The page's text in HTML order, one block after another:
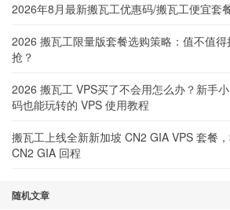
2026年8月最新搬瓦工优惠码/搬瓦工便宜套
2026 搬瓦工限量版套餐选购策略：值不值
抢？
2026 搬瓦工 VPS买了不会用怎么办？新手
码也能玩转的 VPS 使用教程
搬瓦工上线全新新加坡 CN2 GIA VPS 套餐
CN2 GIA 回程
随机文章